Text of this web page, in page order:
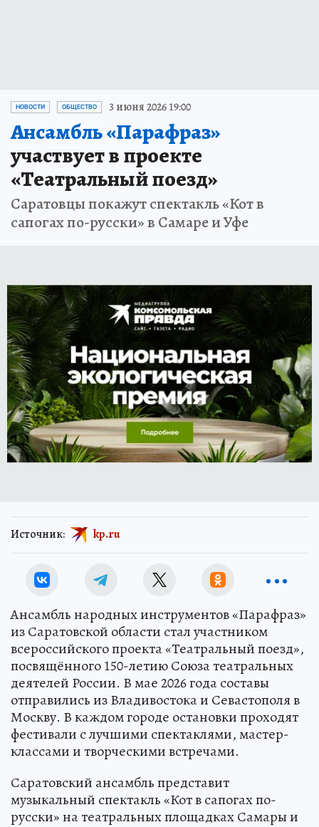
НОВОСТИ ОБЩЕСТВО 3 июня 2026 19:00
Ансамбль «Парафраз»
участвует в проекте
«Театральный поезд»
Саратовцы покажут спектакль «Кот в
сапогах по-русски» в Самаре и Уфе
Источник: kp.ru
Ансамбль народных инструментов «Парафраз»
из Саратовской области стал участником
всероссийского проекта «Театральный поезд»,
посвящённого 150-летию Союза театральных
деятелей России. В мае 2026 года составы
отправились из Владивостока и Севастополя в
Москву. В каждом городе остановки проходят
фестивали с лучшими спектаклями, мастер-
классами и творческими встречами.
Саратовский ансамбль представит
музыкальный спектакль «Кот в сапогах по-
русски» на театральных площадках Самары и